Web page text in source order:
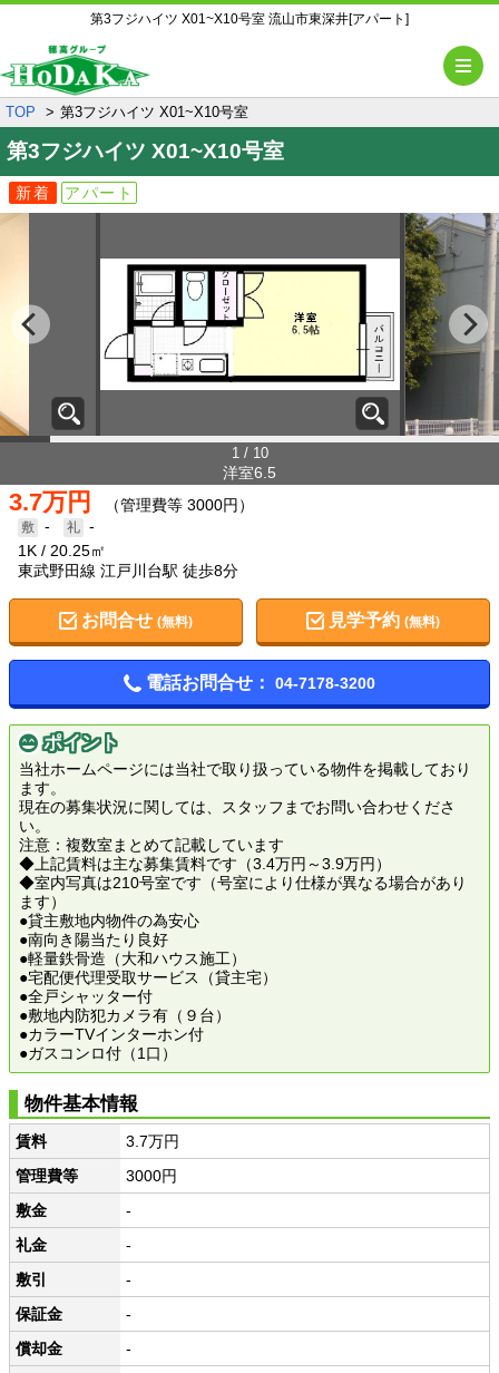
第3フジハイツ X01~X10号室 流山市東深井[アパート]
TOP 第3フジハイツ X01~X10号室
第3フジハイツ X01~X10号室
新着 アパート
1 / 10
洋室6.5
3.7万円 （管理費等 3000円）
-
-
1K
20.25㎡
東武野田線 江戸川台駅 徒歩8分
お問合せ (無料) 見学予約(無料)
電話お問合せ： 04-7178-3200
ポイント
当社ホームページには当社で取り扱っている物件を掲載しており
ます。
現在の募集状況に関しては、スタッフまでお問い合わせくださ
い。
注意：複数室まとめて記載しています
◆上記賃料は主な募集賃料です（3.4万円～3.9万円）
◆室内写真は210号室です（号室により仕様が異なる場合があり
ます）
●貸主敷地内物件の為安心
●南向き陽当たり良好
●軽量鉄骨造（大和ハウス施工）
●宅配便代理受取サービス（貸主宅）
●全戸シャッター付
●敷地内防犯カメラ有（９台）
●カラーTVインターホン付
●ガスコンロ付（1口）
物件基本情報
賃料
3.7万円
管理費等
3000円
敷金
-
礼金
-
敷引
-
保証金
-
償却金
-